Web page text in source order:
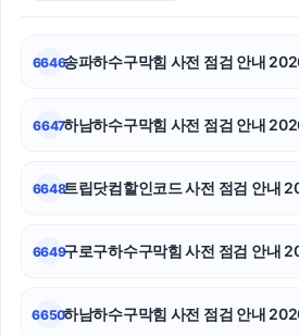
6646송파하수구막힘 사전 점검 안내
6647하남하수구막힘 사전 점검 안내
6648트립닷컴할인코드 사전 점검 안내
6649구로구하수구막힘 사전 점검 안내
6650하남하수구막힘 사전 점검 안내